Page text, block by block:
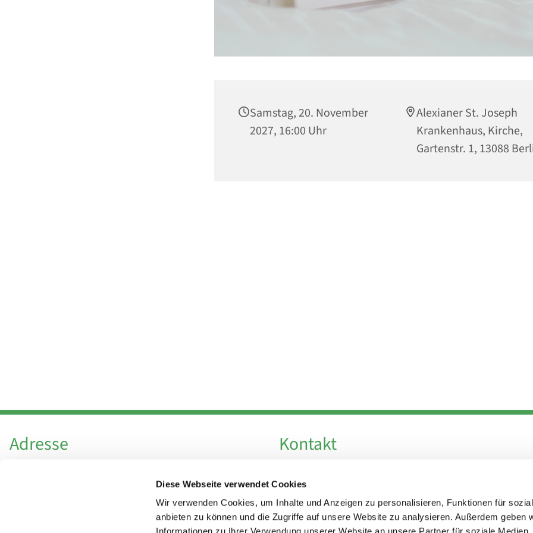
Diese Webseite verwendet Cookies
Wir verwenden Cookies, um Inhalte und Anzeigen zu personalisieren, Funktionen für
anbieten zu können und die Zugriffe auf unsere Website zu analysieren. Außerdem geben
Samstag, 20. November
2027, 16:00 Uhr
Alexianer St. Joseph
Krankenhaus, Kirche,
Gartenstr. 1, 13088
Adresse
Hl. Theresa von Avila Berlin Nordost
Leitender Pfarrer - Norbert Pomplun
Kontakt
Fax +49 30 924 54 18
E-Mailinfo@theresa-von-avila-berlin.de